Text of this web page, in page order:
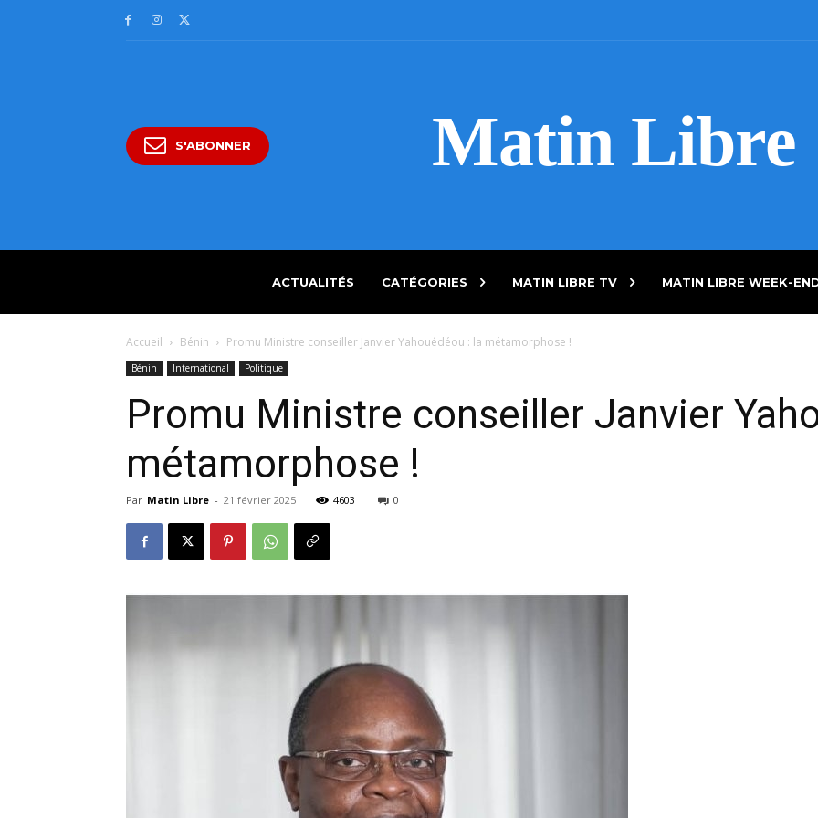
S'ABONNER Matin Libre
ACTUALITÉS CATÉGORIES MATIN LIBRE TV MATIN LIBRE WEEK-
Accueil Bénin Promu Ministre conseiller Janvier Yahouédéou : la métamorphose !
Bénin International Politique
Promu Ministre conseiller Janvier
métamorphose !
Par Matin Libre - 21 février 2025 4603 0